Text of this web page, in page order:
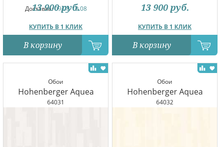
Доставка:09.08-10.08
КУПИТЬ В 1 КЛИК
13 900 руб.
В корзину
КУПИТЬ В 1 КЛИК
13 900 руб.
В корзину
Обои
Hohenberger Aquea
64031
Обои
Hohenberger Aquea
64032